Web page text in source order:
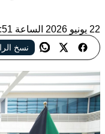
22 يونيو 2026 الساعة 2:51
نسخ